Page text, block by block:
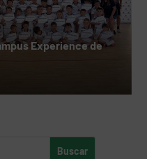
Experience de